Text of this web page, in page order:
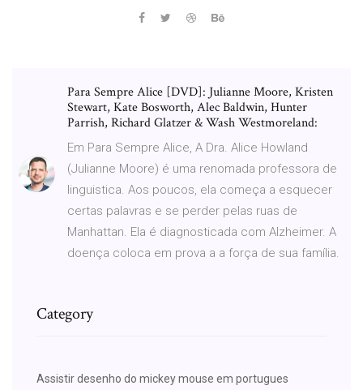
Para Sempre Alice [DVD]: Julianne Moore, Kristen
Stewart, Kate Bosworth, Alec Baldwin, Hunter
Parrish, Richard Glatzer & Wash Westmoreland:
Em Para Sempre Alice, A Dra. Alice Howland
(Julianne Moore) é uma renomada professora de
linguistica. Aos poucos, ela começa a esquecer
certas palavras e se perder pelas ruas de
Manhattan. Ela é diagnosticada com Alzheimer. A
doença coloca em prova a a força de sua família.
Category
Assistir desenho do mickey mouse em portugues